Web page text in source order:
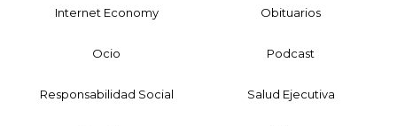
Internet Economy Obituarios
Ocio Podcast
Responsabilidad Social Salud Ejecutiva